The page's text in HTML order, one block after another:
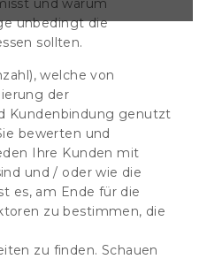
und warum
unbedingt die
sollten.
welche von
der
Kundenbindung genutzt
bewerten und
Ihre Kunden mit
und / oder wie die
es, am Ende für die
zu bestimmen, die
zu finden. Schauen